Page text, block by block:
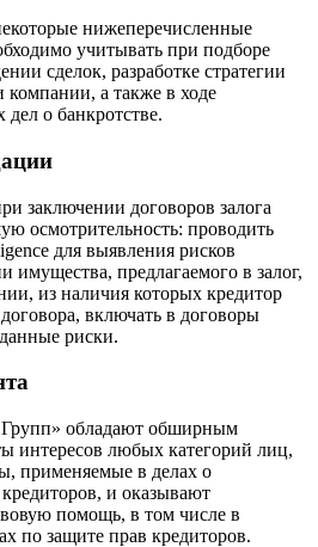
нижеперечисленные
учитывать при подборе
сделок, разработке стратегии
компании, а также в ходе
дел о банкротстве.
заключении договоров залога
осмотрительность: проводить
для выявления рисков
предлагаемого в залог,
из наличия которых кредитор
включать в договоры
риски.
обладают обширным
интересов любых категорий лиц,
применяемые в делах о
и оказывают
помощь, в том числе в
по защите прав кредиторов.